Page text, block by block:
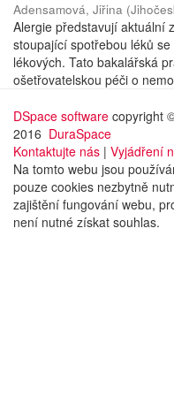
Adensamová, Jiřina (
Alergie představují aktuální
stoupající spotřebou léků
lékových. Tato bakalářská
ošetřovatelskou péči o
DSpace software copyright
2016 DuraSpace
Kontaktujte nás | Vyjádření
Na tomto webu jsou
pouze cookies nezbytně
zajištění fungování webu,
není nutné získat souhlas.